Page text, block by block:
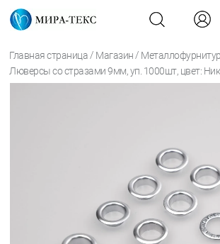
Главная страница / Магазин /
Люверсы со стразами 9мм, уп. 1000шт, цвет: